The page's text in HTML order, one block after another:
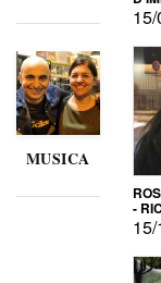
MUSICA
-